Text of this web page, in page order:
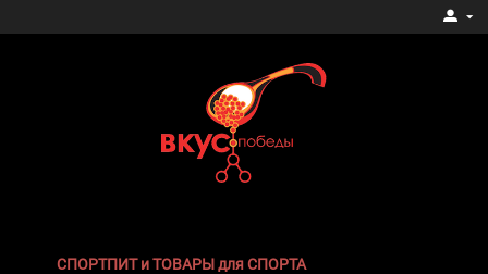
СПОРТПИТ и ТОВАРЫ для СПОРТА